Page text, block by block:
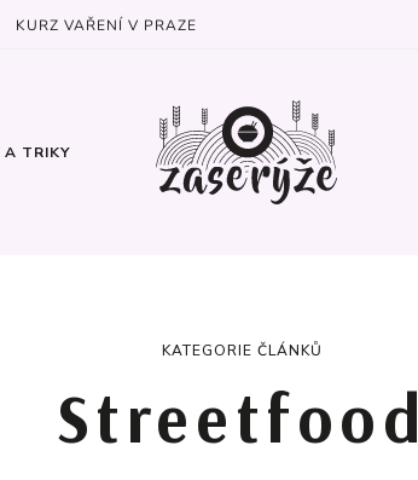
KURZ VAŘENÍ V PRAZE
A TRIKY
KATEGORIE ČLÁNKŮ
Streetfood